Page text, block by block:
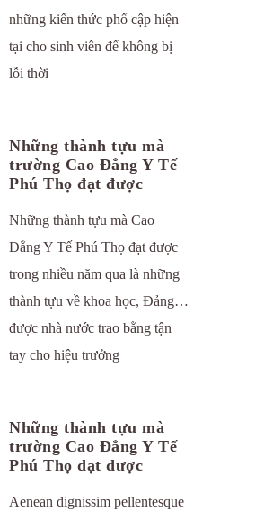
những kiến thức phổ cập hiện
tại cho sinh viên để không bị
lỗi thời
Những thành tựu mà
trường Cao Đẳng Y Tế
Phú Thọ đạt được
Những thành tựu mà Cao
Đẳng Y Tế Phú Thọ đạt được
trong nhiều năm qua là những
thành tựu về khoa học, Đảng…
được nhà nước trao bằng tận
tay cho hiệu trưởng
Những thành tựu mà
trường Cao Đẳng Y Tế
Phú Thọ đạt được
Aenean dignissim pellentesque